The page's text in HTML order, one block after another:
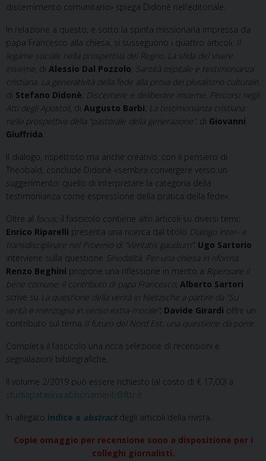
discernimento comunitario» spiega Didonè nell’editoriale.
In relazione a questo, e sotto la spinta missionaria impressa da
papa Francesco alla chiesa, si susseguono i quattro articoli: Il
legame sociale nella prospettiva del Regno. La sfida del vivere
insieme, di Alessio Dal Pozzolo; Santità ospitale e testimonianza
cristiana. La generatività della fede alla prova del pluralismo culturale,
di Stefano Didonè; Discernere e deliberare insieme. Percorsi negli
Atti degli Apostoli, di Augusto Barbi; La testimonianza cristiana
nella prospettiva della “pastorale della generazione”, di Giovanni
Giuffrida.
Il dialogo, rispettoso ma anche creativo, con il pensiero di
Theobald, conclude Didonè «sembra convergere verso un
suggerimento: quello di interpretare la categoria della
testimonianza come espressione della pratica della fede».
Oltre al focus, il fascicolo contiene altri articoli su diversi temi:
Enrico Riparelli presenta una ricerca dal titolo Dialogo inter- e
transdisciplinare nel Proemio di “Veritatis gaudium”; Ugo Sartorio
interviene sulla questione Sinodalità. Per una chiesa in riforma;
Renzo Beghini propone una riflessione in merito a Ripensare il
bene comune: il contributo di papa Francesco; Alberto Sartori
scrive su La questione della verità in Nietzsche a partire da “Su
verità e menzogna in senso extra-morale”; Davide Girardi offre un
contributo sul tema Il futuro del Nord Est: una questione da porre.
Completa il fascicolo una ricca selezione di recensioni e
segnalazioni bibliografiche.
Il volume 2/2019 può essere richiesto (al costo di € 17,00) a
studiapatavina.abbonamenti@fttr.it
In allegato indice e abstract degli articoli della rivista.
Copie omaggio per recensione sono a disposizione per i
colleghi giornalisti.